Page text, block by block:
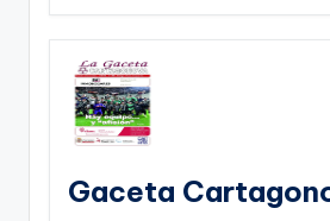
Gaceta